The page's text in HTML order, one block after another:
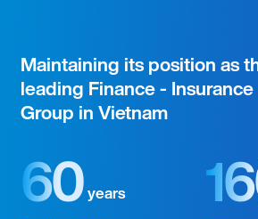
Maintaining its position as
leading Finance - Insurance
Group in Vietnam
60 years